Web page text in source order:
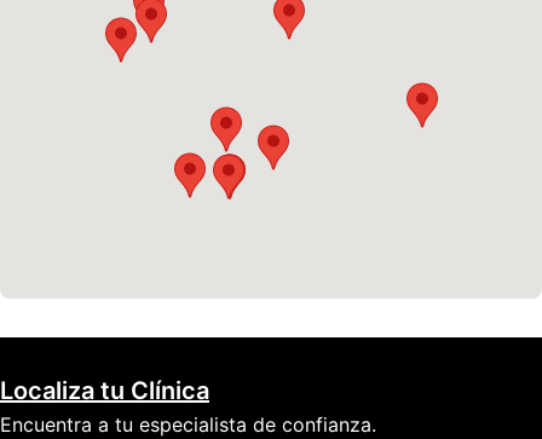
Localiza tu Clínica
Encuentra a tu especialista de confianza.